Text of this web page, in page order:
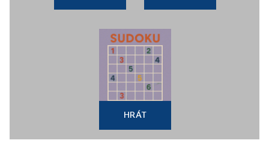
HRÁT